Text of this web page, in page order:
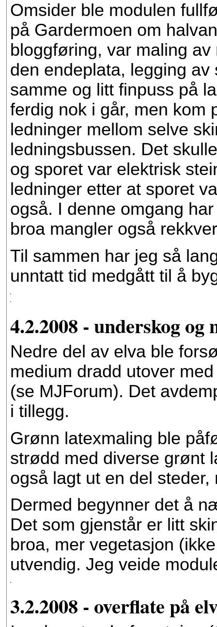
Omsider ble modulen
på Gardermoen om
bloggføring, var maling
den endeplata, legging
samme og litt finpuss på
ferdig nok i går, men kom
ledninger mellom selve
ledningsbussen. Det
og sporet var elektrisk
ledninger etter at sporet
også. I denne omgang
broa mangler også
Til sammen har jeg så
unntatt tid medgått til å
4.2.2008 - underskog
Nedre del av elva ble
medium dradd utover
(se MJForum). Det
i tillegg.
Grønn latexmaling ble
strødd med diverse grønt
også lagt ut en del
Dermed begynner det å
Det som gjenstår er litt
broa, mer vegetasjon
utvendig. Jeg veide
3.2.2008 - overflate på